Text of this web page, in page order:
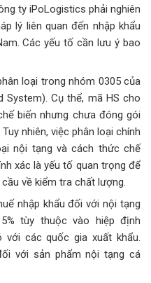
ty iPoLogistics phải nghiên
lý liên quan đến nhập khẩu
Các yếu tố cần lưu ý bao
loại trong nhóm 0305 của
System). Cụ thể, mã HS cho
biến nhưng chưa đóng gói
nhiên, việc phân loại chính
nội tạng và cách thức chế
xác là yếu tố quan trọng để
về kiểm tra chất lượng.
nhập khẩu đối với nội tạng
tùy thuộc vào hiệp định
các quốc gia xuất khẩu.
với sản phẩm nội tạng cá